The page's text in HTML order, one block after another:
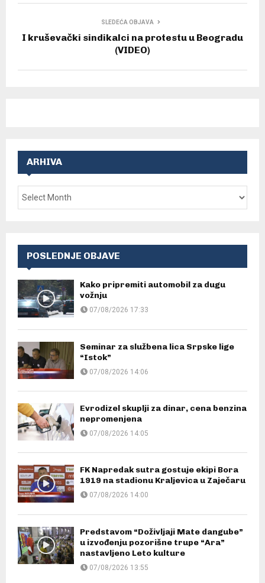
SLEDEĆA OBJAVA
I kruševački sindikalci na protestu u Beogradu
(VIDEO)
ARHIVA
POSLEDNJE OBJAVE
Kako pripremiti automobil za dugu
vožnju
07/08/2026 17:33
Seminar za službena lica Srpske lige
“Istok”
07/08/2026 14:06
Evrodizel skuplji za dinar, cena benzina
nepromenjena
07/08/2026 14:05
FK Napredak sutra gostuje ekipi Bora
1919 na stadionu Kraljevica u Zaječaru
07/08/2026 14:00
Predstavom “Doživljaji Mate dangube”
u izvođenju pozorišne trupe “Ara”
nastavljeno Leto kulture
07/08/2026 13:55